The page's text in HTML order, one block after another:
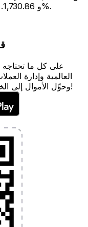
و 1,730.86. كان المتوسط 1,673.87 مع تقلبات 0.38%.
العالمية وإدارة
وحوِّل الأموال إلى الخارج بدون رسوم خفية. قم بالتحميل اليوم!